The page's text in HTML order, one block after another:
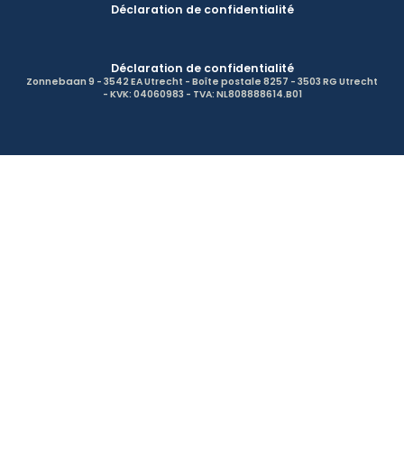
Déclaration de confidentialité
Déclaration de confidentialité
Zonnebaan 9 - 3542 EA Utrecht - Boîte postale 8257 - 3503 RG Utrecht
- KVK: 04060983 - TVA: NL808888614.B01